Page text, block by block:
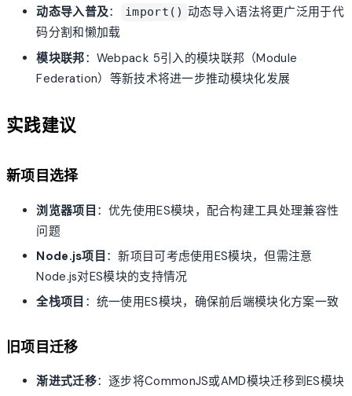
动态导入普及： import() 动态导入语法将更广泛用于代
码分割和懒加载
模块联邦：Webpack 5引入的模块联邦（Module
Federation）等新技术将进一步推动模块化发展
实践建议
新项目选择
浏览器项目 ：优先使用ES模块，配合构建工具处理兼容性
问题
Node.js项目 ：新项目可考虑使用ES模块，但需注意
Node.js对ES模块的支持情况
全栈项目 ：统一使用ES模块，确保前后端模块化方案一致
旧项目迁移
渐进式迁移：逐步将CommonJS或AMD模块迁移到ES模块